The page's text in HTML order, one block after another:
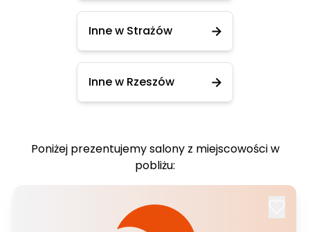
Inne w Strażów
Inne w Rzeszów
Poniżej prezentujemy salony z miejscowości w
pobliżu: